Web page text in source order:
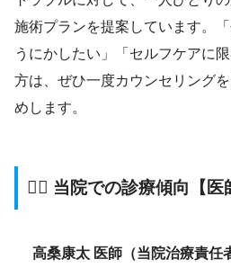
施術プランを提案しています。
うにかしたい」「セルフケアに
方は、ぜひ一度カウンセリング
めします。
👨‍⚕️ 当院での診療傾向【医
高桑康太 医師（当院治療責任